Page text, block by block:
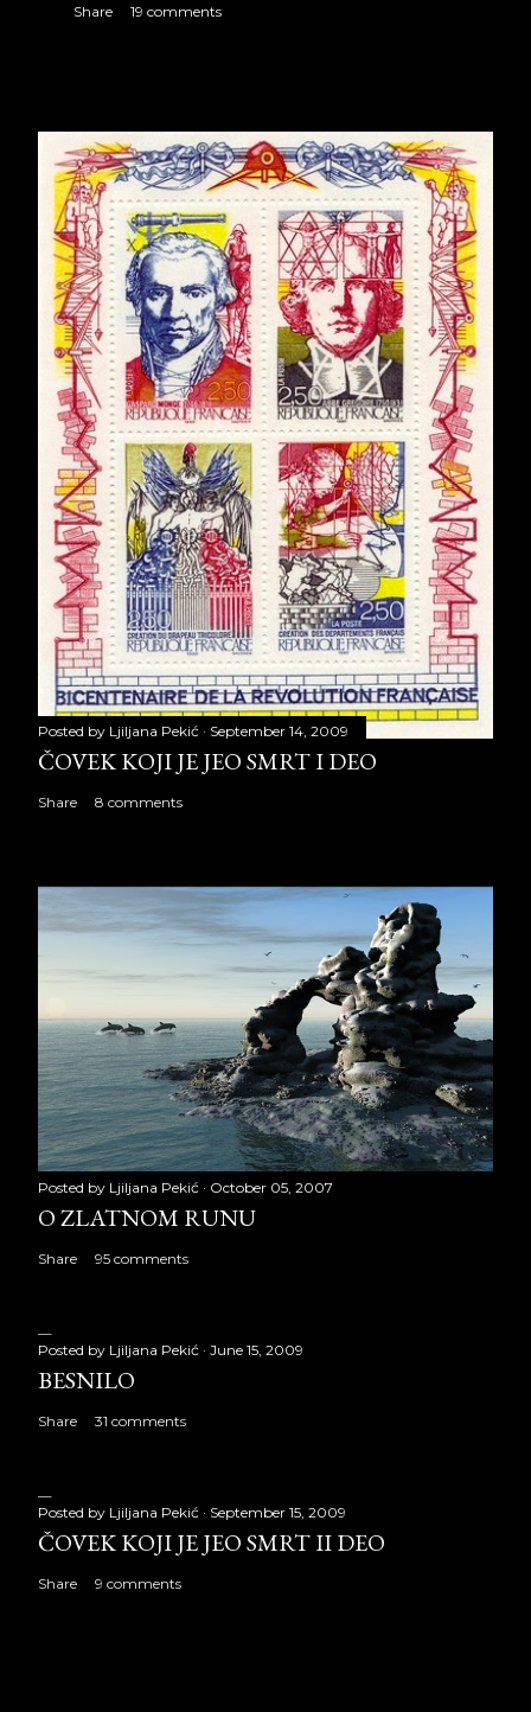
Share 19 comments
Posted by Ljiljana Pekić September 14, 2009
ČOVEK KOJI JE JEO SMRT I DEO
Share 8 comments
Posted by Ljiljana Pekić October 05, 2007
O ZLATNOM RUNU
Share 95 comments
Posted by Ljiljana Pekić June 15, 2009
BESNILO
Share 31 comments
Posted by Ljiljana Pekić September 15, 2009
ČOVEK KOJI JE JEO SMRT II DEO
Share 9 comments